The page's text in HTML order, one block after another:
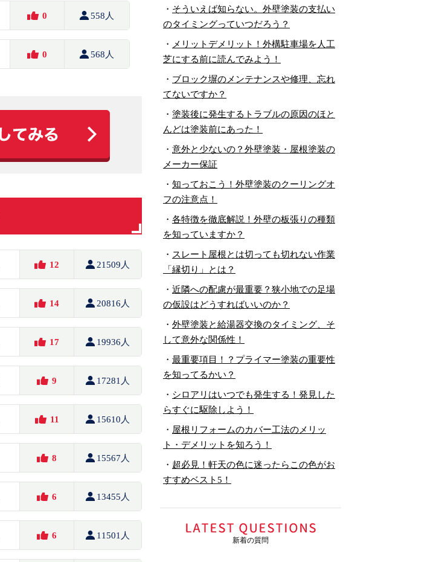
0 558人
0 568人
12 21509人
14 20816人
17 19936人
9 17281人
11 15610人
8 15567人
6 13455人
6 11501人
・ そういえば知らない。外壁塗装の支払い
のタイミングっていつだろう？
・ メリットデメリット！外構駐車場を人工
芝にする前に読んでみよう！
・ ブロック塀のメンテナンスや修理、忘れ
てないですか？
・ 塗装後に発生するトラブルの原因のほと
んどは塗装前にあった！
・ 意外と少ないの？外壁塗装・屋根塗装の
メーカー保証
・ 知っておこう！外壁塗装のクーリングオ
フの注意点！
・ 各特徴を徹底解説！外壁の板張りの種類
を知っていますか？
・ スレート屋根とは切っても切れない作業
「縁切り」とは？
・ 近隣への配慮が最重要？狭小地での足場
の仮設はどうすればいいのか？
・ 外壁塗装と給湯器交換のタイミング、そ
して意外な関係性！
・ 最重要項目！？プライマー塗装の重要性
を知ってるかい？
・ シロアリはいつでも発生する！発見した
らすぐに駆除しよう！
・ 屋根リフォームのカバー工法のメリッ
ト・デメリットを知ろう！
・ 超必見！軒天の色に迷ったらこの色がお
すすめベスト5！
新着の質問